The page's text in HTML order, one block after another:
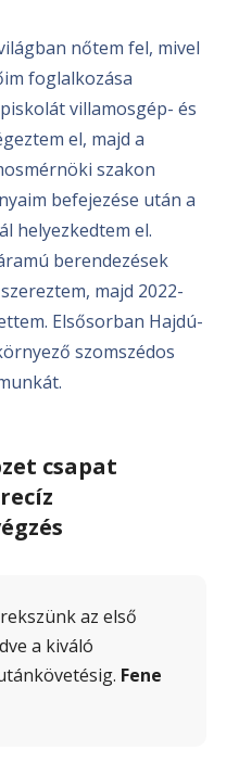
nőtem fel, mivel
foglalkozása
villamosgép- és
el, majd a
szakon
befejezése után a
helyezkedtem el.
berendezések
majd 2022-
Elsősorban Hajdú-
szomszédos
csapat
az első
a kiváló
Fene